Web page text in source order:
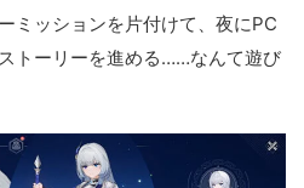
ミッションを片付けて、夜にPC
トーリーを進める……なんて遊び